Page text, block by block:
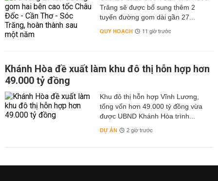
Trăng sẽ được bổ sung thêm 2
tuyến đường gom dài gần 27...
QUY HOẠCH 11 giờ trước
Khánh Hòa đề xuất làm khu đô thị hỗn hợp hơn
49.000 tỷ đồng
Khu đô thị hỗn hợp Vĩnh Lương,
tổng vốn hơn 49.000 tỷ đồng vừa
được UBND Khánh Hòa trình...
DỰ ÁN 2 giờ trước